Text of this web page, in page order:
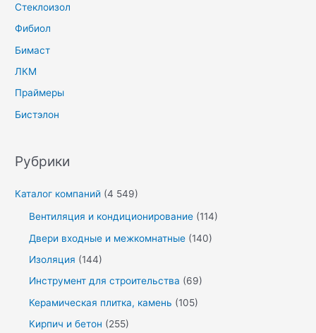
Стеклоизол
Фибиол
Бимаст
ЛКМ
Праймеры
Бистэлон
Рубрики
Каталог компаний (4 549)
Вентиляция и кондиционирование (114)
Двери входные и межкомнатные (140)
Изоляция (144)
Инструмент для строительства (69)
Керамическая плитка, камень (105)
Кирпич и бетон (255)